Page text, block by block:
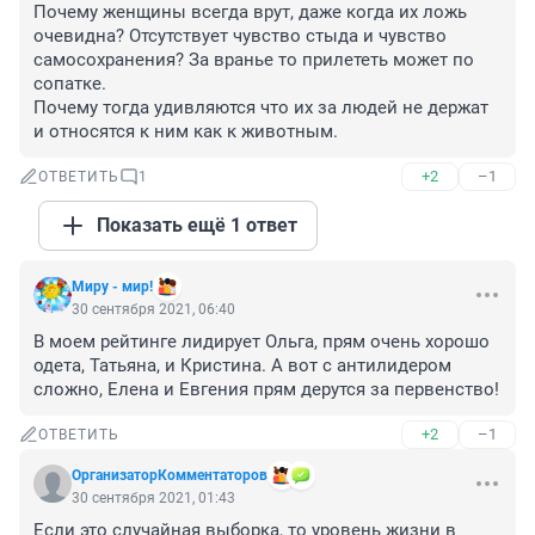
Почему женщины всегда врут, даже когда их ложь
очевидна? Отсутствует чувство стыда и чувство
самосохранения? За вранье то прилететь может по
сопатке.
Почему тогда удивляются что их за людей не держат
и относятся к ним как к животным.
ОТВЕТИТЬ 1 +2 –1
Показать ещё 1 ответ
Миру - мир!
30 сентября 2021, 06:40
В моем рейтинге лидирует Ольга, прям очень хорошо
одета, Татьяна, и Кристина. А вот с антилидером
сложно, Елена и Евгения прям дерутся за первенство!
ОТВЕТИТЬ +2 –1
ОрганизаторКомментаторов
30 сентября 2021, 01:43
Если это случайная выборка, то уровень жизни в